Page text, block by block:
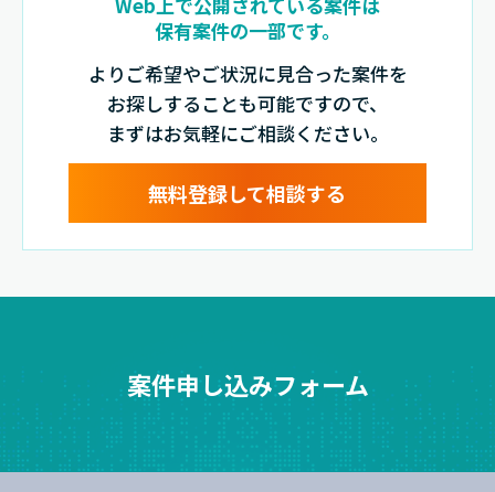
保有案件の一部です。
よりご希望やご状況に見合った案件を
お探しすることも可能ですので、
まずはお気軽にご相談ください。
無料登録して相談する
案件申し込みフォーム